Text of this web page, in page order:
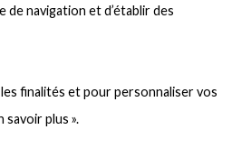
de navigation et d’établir des
finalités et pour personnaliser vos
en vue ?
pour les cryptos ?
et politique : la
vote équitable